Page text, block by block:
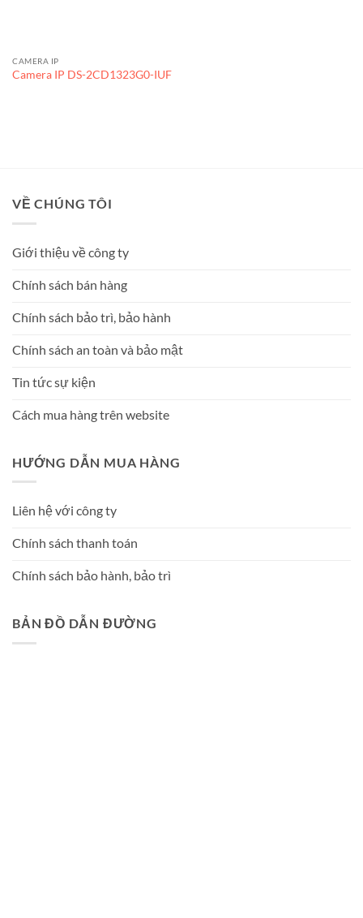
CAMERA IP
Camera IP DS-2CD1323G0-IUF
VỀ CHÚNG TÔI
Giới thiệu về công ty
Chính sách bán hàng
Chính sách bảo trì, bảo hành
Chính sách an toàn và bảo mật
Tin tức sự kiện
Cách mua hàng trên website
HƯỚNG DẪN MUA HÀNG
Liên hệ với công ty
Chính sách thanh toán
Chính sách bảo hành, bảo trì
BẢN ĐỒ DẪN ĐƯỜNG